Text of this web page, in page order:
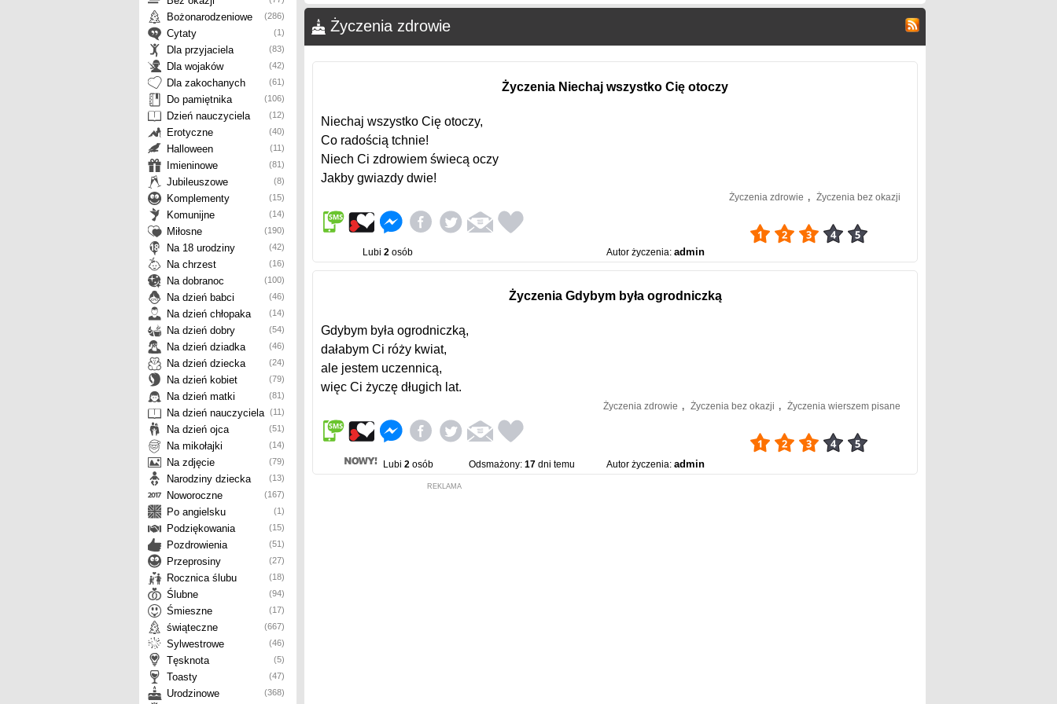
Bożonarodzeniowe (286)
Cytaty (1)
Dla przyjaciela (83)
Dla wojaków (42)
Dla zakochanych (61)
Do pamiętnika (106)
Dzień nauczyciela (12)
Erotyczne (40)
Halloween (11)
Imieninowe (81)
Jubileuszowe (8)
Komplementy (15)
Komunijne (14)
Miłosne (190)
Na 18 urodziny (42)
Na chrzest (16)
Na dobranoc (100)
Na dzień babci (46)
Na dzień chłopaka (14)
Na dzień dobry (54)
Na dzień dziadka (46)
Na dzień dziecka (24)
Na dzień kobiet (79)
Na dzień matki (81)
Na dzień nauczyciela (11)
Na dzień ojca (51)
Na mikołajki (14)
Na zdjęcie (79)
Narodziny dziecka (13)
Noworoczne (167)
Po angielsku (1)
Podziękowania (15)
Pozdrowienia (51)
Przeprosiny (27)
Rocznica ślubu (18)
Ślubne (94)
Śmieszne (17)
świąteczne (667)
Sylwestrowe (46)
Tęsknota (5)
Toasty (47)
Urodzinowe (368)
Życzenia zdrowie
Życzenia Niechaj wszystko Cię otoczy
Niechaj wszystko Cię otoczy,
Co radością tchnie!
Niech Ci zdrowiem świecą oczy
Jakby gwiazdy dwie!
Życzenia zdrowie , Życzenia bez okazji
Lubi 2 osób Autor życzenia: admin
Życzenia Gdybym była ogrodniczką
Gdybym była ogrodniczką,
dałabym Ci róży kwiat,
ale jestem uczennicą,
więc Ci życzę długich lat.
Życzenia zdrowie , Życzenia bez okazji , Życzenia wierszem pisane
Lubi 2 osób Odsmażony: 17dni temu Autor życzenia: admin
REKLAMA